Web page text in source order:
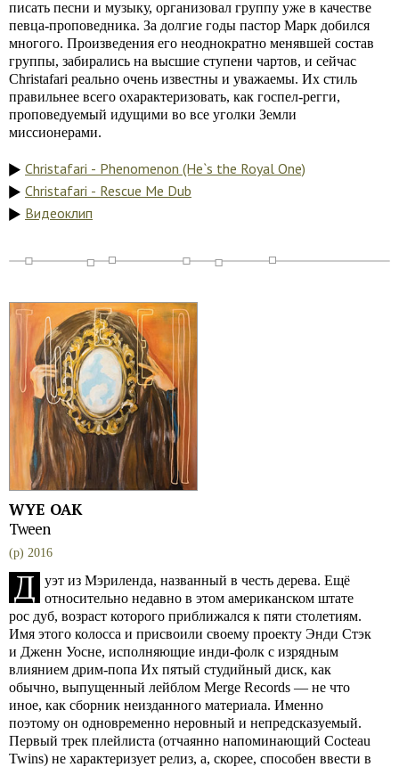
писать песни и музыку, организовал группу уже в качестве
певца-проповедника. За долгие годы пастор Марк добился
многого. Произведения его неоднократно менявшей состав
группы, забирались на высшие ступени чартов, и сейчас
Christafari реально очень известны и уважаемы. Их стиль
правильнее всего охарактеризовать, как госпел-регги,
проповедуемый идущими во все уголки Земли
миссионерами.
Christafari - Phenomenon (He`s the Royal One)
Christafari - Rescue Me Dub
Видеоклип
WYE OAK
Tween
(p) 2016
Д
уэт из Мэриленда, названный в честь дерева. Ещё
относительно недавно в этом американском штате
рос дуб, возраст которого приближался к пяти столетиям.
Имя этого колосса и присвоили своему проекту Энди Стэк
и Дженн Уосне, исполняющие инди-фолк с изрядным
влиянием дрим-попа Их пятый студийный диск, как
обычно, выпущенный лейблом Merge Records — не что
иное, как сборник неизданного материала. Именно
поэтому он одновременно неровный и непредсказуемый.
Первый трек плейлиста (отчаянно напоминающий Cocteau
Twins) не характеризует релиз, а, скорее, способен ввести в